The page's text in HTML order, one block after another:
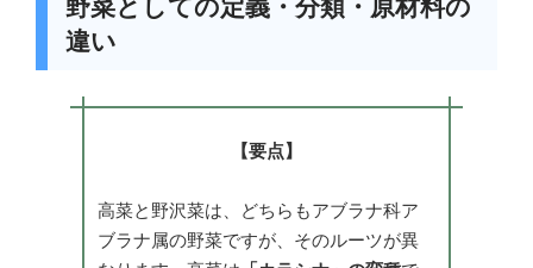
野菜としての定義・分類・原材料の
違い
【要点】
高菜と野沢菜は、どちらもアブラナ科ア
ブラナ属の野菜ですが、そのルーツが異